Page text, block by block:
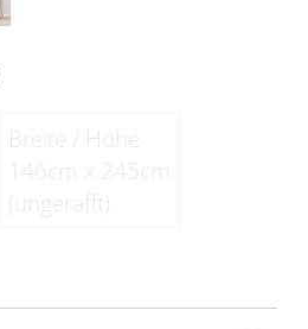
Breite / Höhe
146cm x 245cm
(ungerafft)